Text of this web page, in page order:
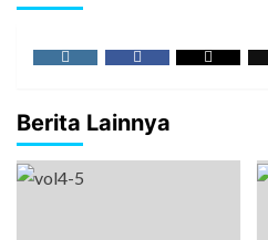
Berita Lainnya